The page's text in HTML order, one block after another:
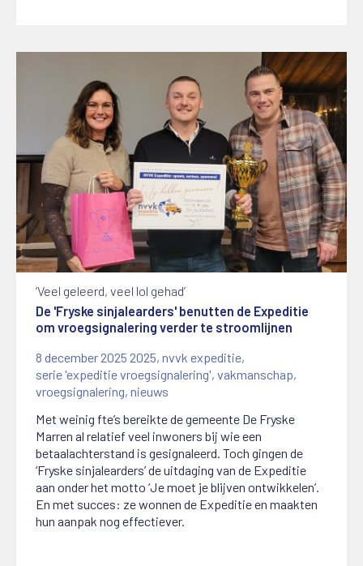
‘Veel geleerd, veel lol gehad’
De 'Fryske sinjalearders' benutten de Expeditie
om vroegsignalering verder te stroomlijnen
8 december 2025 2025,nvvk expeditie,
serie 'expeditie vroegsignalering',vakmanschap,
vroegsignalering,nieuws
Met weinig fte’s bereikte de gemeente De Fryske
Marren al relatief veel inwoners bij wie een
betaalachterstand is gesignaleerd. Toch gingen de
‘Fryske sinjalearders’ de uitdaging van de Expeditie
aan onder het motto ‘Je moet je blijven ontwikkelen’.
En met succes: ze wonnen de Expeditie en maakten
hun aanpak nog effectiever.